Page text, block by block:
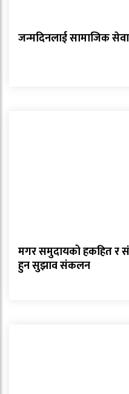
जन्मदिनलाई सामाजिक
मगर समुदायको हकहित र
हुन सुझाव संकलन